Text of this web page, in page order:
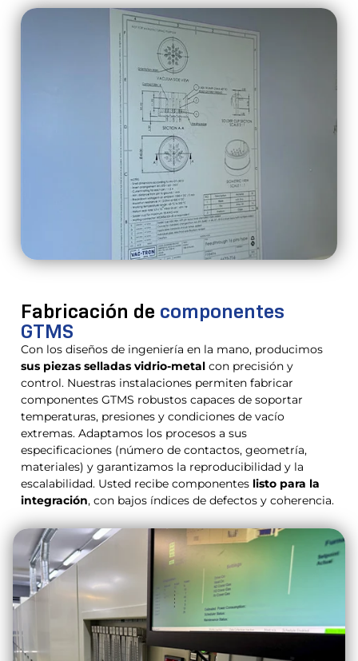
Fabricación de componentes
GTMS
Con los diseños de ingeniería en la mano, producimos
sus piezas selladas vidrio-metal con precisión y
control. Nuestras instalaciones permiten fabricar
componentes GTMS robustos capaces de soportar
temperaturas, presiones y condiciones de vacío
extremas. Adaptamos los procesos a sus
especificaciones (número de contactos, geometría,
materiales) y garantizamos la reproducibilidad y la
escalabilidad. Usted recibe componentes listo para la
integración, con bajos índices de defectos y coherencia.